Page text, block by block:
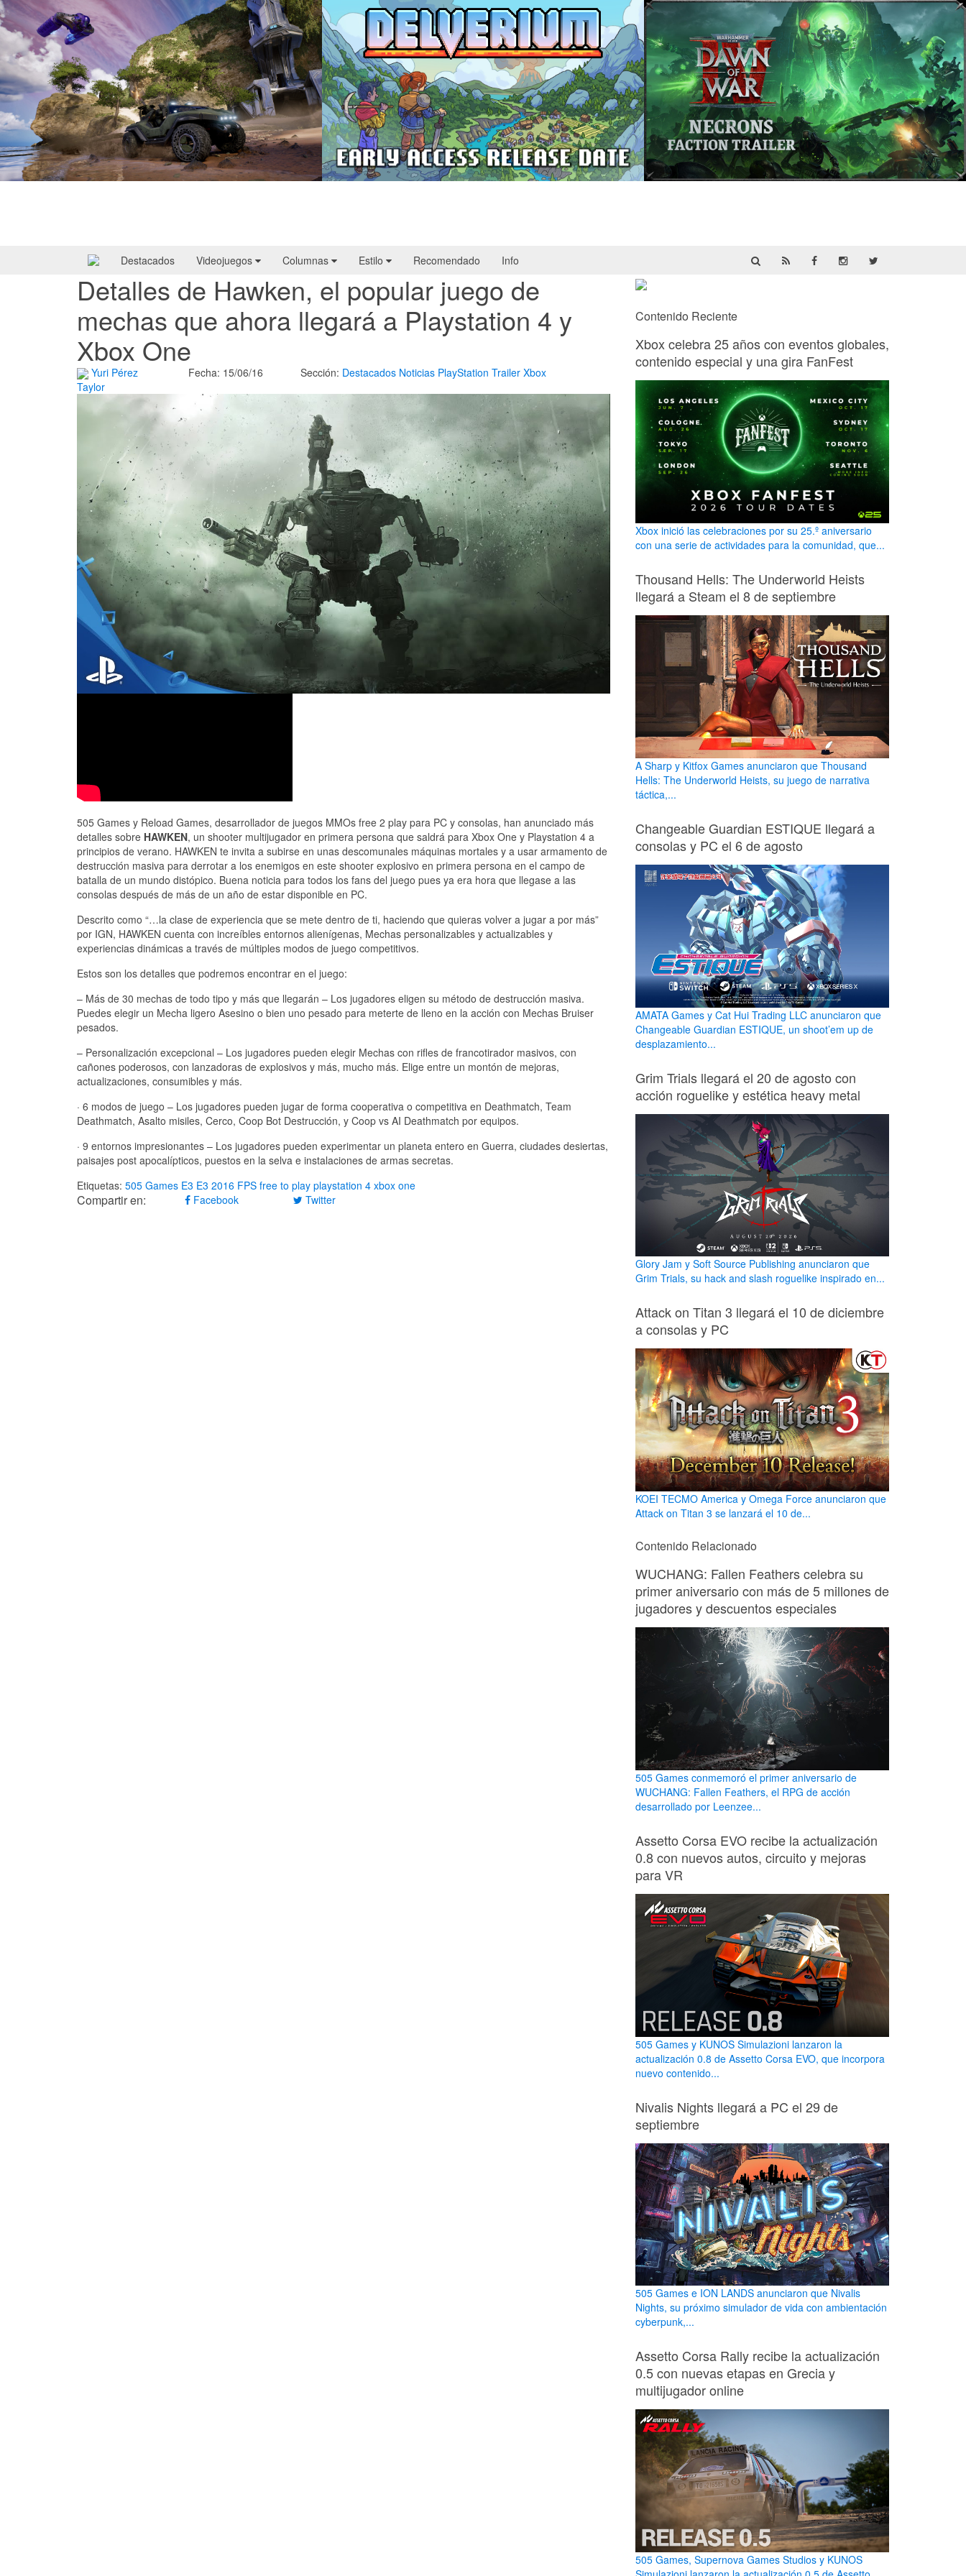
Destacados Videojuegos Columnas Estilo Recomendado Info
Detalles de Hawken, el popular juego de
mechas que ahora llegará a Playstation 4 y
Xbox One
Yuri Pérez
Taylor
Fecha: 15/06/16 Sección: Destacados Noticias PlayStation Trailer Xbox
505 Games y Reload Games, desarrollador de juegos MMOs free 2 play para PC y consolas, han anunciado más
detalles sobre HAWKEN, un shooter multijugador en primera persona que saldrá para Xbox One y Playstation 4 a
principios de verano. HAWKEN te invita a subirse en unas descomunales máquinas mortales y a usar armamento de
destrucción masiva para derrotar a los enemigos en este shooter explosivo en primera persona en el campo de
batalla de un mundo distópico. Buena noticia para todos los fans del juego pues ya era hora que llegase a las
consolas después de más de un año de estar disponible en PC.
Descrito como “…la clase de experiencia que se mete dentro de ti, haciendo que quieras volver a jugar a por más”
por IGN, HAWKEN cuenta con increíbles entornos alienígenas, Mechas personalizables y actualizables y
experiencias dinámicas a través de múltiples modos de juego competitivos.
Estos son los detalles que podremos encontrar en el juego:
– Más de 30 mechas de todo tipo y más que llegarán – Los jugadores eligen su método de destrucción masiva.
Puedes elegir un Mecha ligero Asesino o bien uno pesado para meterte de lleno en la acción con Mechas Bruiser
pesados.
– Personalización excepcional – Los jugadores pueden elegir Mechas con rifles de francotirador masivos, con
cañones poderosos, con lanzadoras de explosivos y más, mucho más. Elige entre un montón de mejoras,
actualizaciones, consumibles y más.
· 6 modos de juego – Los jugadores pueden jugar de forma cooperativa o competitiva en Deathmatch, Team
Deathmatch, Asalto misiles, Cerco, Coop Bot Destrucción, y Coop vs AI Deathmatch por equipos.
· 9 entornos impresionantes – Los jugadores pueden experimentar un planeta entero en Guerra, ciudades desiertas,
paisajes post apocalípticos, puestos en la selva e instalaciones de armas secretas.
Etiquetas: 505 Games E3 E3 2016 FPS free to play playstation 4 xbox one
Compartir en: Facebook Twitter
Contenido Reciente
Xbox celebra 25 años con eventos globales,
contenido especial y una gira FanFest
Xbox inició las celebraciones por su 25.º aniversario
con una serie de actividades para la comunidad, que...
Thousand Hells: The Underworld Heists
llegará a Steam el 8 de septiembre
A Sharp y Kitfox Games anunciaron que Thousand
Hells: The Underworld Heists, su juego de narrativa
táctica,...
Changeable Guardian ESTIQUE llegará a
consolas y PC el 6 de agosto
AMATA Games y Cat Hui Trading LLC anunciaron que
Changeable Guardian ESTIQUE, un shoot’em up de
desplazamiento...
Grim Trials llegará el 20 de agosto con
acción roguelike y estética heavy metal
Glory Jam y Soft Source Publishing anunciaron que
Grim Trials, su hack and slash roguelike inspirado en...
Attack on Titan 3 llegará el 10 de diciembre
a consolas y PC
KOEI TECMO America y Omega Force anunciaron que
Attack on Titan 3 se lanzará el 10 de...
Contenido Relacionado
WUCHANG: Fallen Feathers celebra su
primer aniversario con más de 5 millones de
jugadores y descuentos especiales
505 Games conmemoró el primer aniversario de
WUCHANG: Fallen Feathers, el RPG de acción
desarrollado por Leenzee...
Assetto Corsa EVO recibe la actualización
0.8 con nuevos autos, circuito y mejoras
para VR
505 Games y KUNOS Simulazioni lanzaron la
actualización 0.8 de Assetto Corsa EVO, que incorpora
nuevo contenido...
Nivalis Nights llegará a PC el 29 de
septiembre
505 Games e ION LANDS anunciaron que Nivalis
Nights, su próximo simulador de vida con ambientación
cyberpunk,...
Assetto Corsa Rally recibe la actualización
0.5 con nuevas etapas en Grecia y
multijugador online
505 Games, Supernova Games Studios y KUNOS